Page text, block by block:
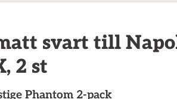
svart till
2 st
Phantom 2-pack